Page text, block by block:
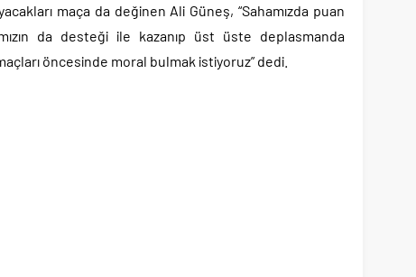
maça da değinen Ali Güneş, “Sahamızda puan
da desteği ile kazanıp üst üste deplasmanda
öncesinde moral bulmak istiyoruz” dedi.